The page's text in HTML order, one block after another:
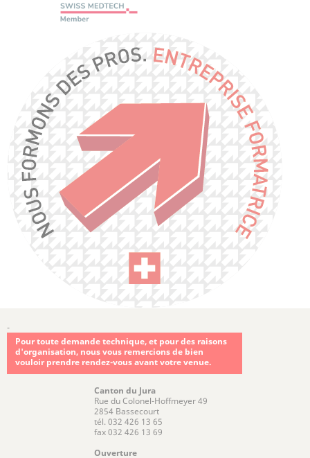
-
Pour toute demande technique, et pour des raisons
d'organisation, nous vous remercions de bien
vouloir prendre rendez-vous avant votre venue.
Canton du Jura
Rue du Colonel-Hoffmeyer 49
2854 Bassecourt
tél. 032 426 13 65
fax 032 426 13 69
Ouverture